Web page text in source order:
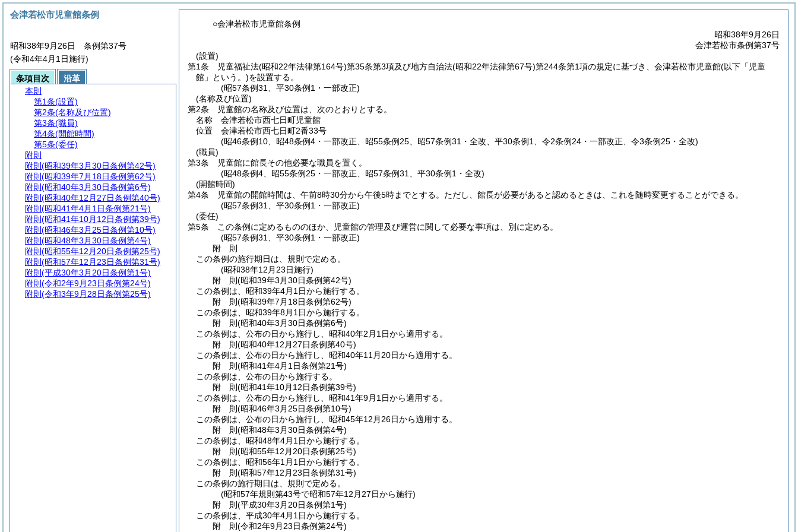
○会津若松市児童館条例
昭和38年9月26日
会津若松市条例第37号
(設置)
第1条
児童福祉法(昭和22年法律第164号)第35条第3項及び地方自治法(昭和22年法律第67号)第244条第1項の規定に基づき、会津若松市児童館(以下「児童
館」という。)を設置する。
(昭57条例31、平30条例1・一部改正)
(名称及び位置)
第2条
児童館の名称及び位置は、次のとおりとする。
名称 会津若松市西七日町児童館
位置 会津若松市西七日町2番33号
(昭46条例10、昭48条例4・一部改正、昭55条例25、昭57条例31・全改、平30条例1、令2条例24・一部改正、令3条例25・全改)
(職員)
第3条
児童館に館長その他必要な職員を置く。
(昭48条例4、昭55条例25・一部改正、昭57条例31、平30条例1・全改)
(開館時間)
第4条
児童館の開館時間は、午前8時30分から午後5時までとする。 ただし、館長が必要があると認めるときは、これを随時変更することができる。
(昭57条例31、平30条例1・一部改正)
(委任)
第5条
この条例に定めるもののほか、児童館の管理及び運営に関して必要な事項は、別に定める。
(昭57条例31、平30条例1・一部改正)
附 則
この条例の施行期日は、規則で定める。
(昭和38年12月23日施行)
附 則(昭和39年3月30日条例第42号)
この条例は、昭和39年4月1日から施行する。
附 則(昭和39年7月18日条例第62号)
この条例は、昭和39年8月1日から施行する。
附 則(昭和40年3月30日条例第6号)
この条例は、公布の日から施行し、昭和40年2月1日から適用する。
附 則(昭和40年12月27日条例第40号)
この条例は、公布の日から施行し、昭和40年11月20日から適用する。
附 則(昭和41年4月1日条例第21号)
この条例は、公布の日から施行する。
附 則(昭和41年10月12日条例第39号)
この条例は、公布の日から施行し、昭和41年9月1日から適用する。
附 則(昭和46年3月25日条例第10号)
この条例は、公布の日から施行し、昭和45年12月26日から適用する。
附 則(昭和48年3月30日条例第4号)
この条例は、昭和48年4月1日から施行する。
附 則(昭和55年12月20日条例第25号)
この条例は、昭和56年1月1日から施行する。
附 則(昭和57年12月23日条例第31号)
この条例の施行期日は、規則で定める。
(昭和57年規則第43号で昭和57年12月27日から施行)
附 則(平成30年3月20日条例第1号)
この条例は、平成30年4月1日から施行する。
附 則(令和2年9月23日条例第24号)
会津若松市児童館条例
昭和38年9月26日 条例第37号
(令和4年4月1日施行)
条項目次
沿革
本則
第1条(設置)
第2条(名称及び位置)
第3条(職員)
第4条(開館時間)
第5条(委任)
附則
附則 (昭和39年3月30日条例第42号)
附則 (昭和39年7月18日条例第62号)
附則 (昭和40年3月30日条例第6号)
附則 (昭和40年12月27日条例第40号)
附則 (昭和41年4月1日条例第21号)
附則 (昭和41年10月12日条例第39号)
附則 (昭和46年3月25日条例第10号)
附則 (昭和48年3月30日条例第4号)
附則 (昭和55年12月20日条例第25号)
附則 (昭和57年12月23日条例第31号)
附則 (平成30年3月20日条例第1号)
附則 (令和2年9月23日条例第24号)
附則 (令和3年9月28日条例第25号)